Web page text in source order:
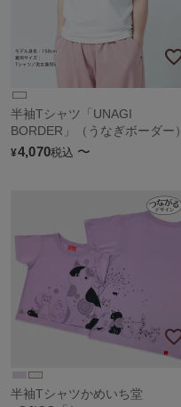
半袖Tシャツ「UNAGI
BORDER」（うなぎボーダー）
¥4,070税込 〜
半袖Tシャツかめいち堂